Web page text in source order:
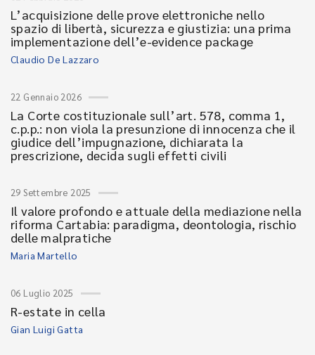
L’acquisizione delle prove elettroniche nello
spazio di libertà, sicurezza e giustizia: una prima
implementazione dell’e-evidence package
Claudio De Lazzaro
22 Gennaio 2026
La Corte costituzionale sull’art. 578, comma 1,
c.p.p.: non viola la presunzione di innocenza che il
giudice dell’impugnazione, dichiarata la
prescrizione, decida sugli effetti civili
29 Settembre 2025
Il valore profondo e attuale della mediazione nella
riforma Cartabia: paradigma, deontologia, rischio
delle malpratiche
Maria Martello
06 Luglio 2025
R-estate in cella
Gian Luigi Gatta